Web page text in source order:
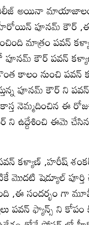
అయినా
పూనమ్ కౌర్
మాత్రం పవన్
కౌర్ పవన్
కాలం నుంచి పవన్
పూనమ్ కౌర్ ని
నెమ్మదించిన ఈ
ఉద్దేశించి ఈమె చేసిన
కళ్యాణ్ ,హరీష్
మొదటి షెడ్యూల్
,ఈ సందర్భం గా
పవన్ ఫ్యాన్స్ ని